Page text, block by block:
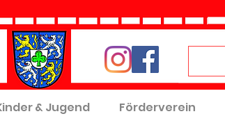
& Jugend Förderverein